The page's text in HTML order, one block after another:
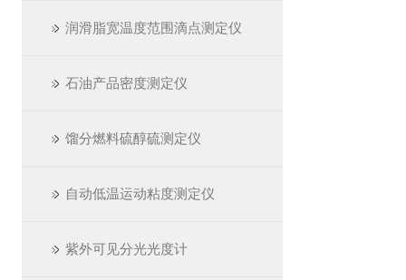
润滑脂宽温度范围滴点测定仪
石油产品密度测定仪
馏分燃料硫醇硫测定仪
自动低温运动粘度测定仪
紫外可见分光光度计